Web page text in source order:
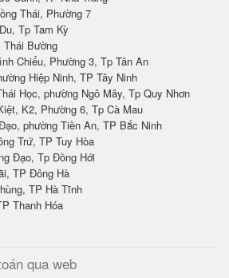
Thái, Phường 7
Tp Tam Kỳ
Thái Bường
Chiểu, Phường 3, Tp Tân An
Hiệp Ninh, TP Tây Ninh
Học, phường Ngô Mây, Tp Quy Nhơn
K2, Phường 6, Tp Cà Mau
phường Tiền An, TP Bắc Ninh
Trứ, TP Tuy Hòa
Đạo, Tp Đồng Hới
TP Đông Hà
TP Hà Tĩnh
Thanh Hóa
qua web